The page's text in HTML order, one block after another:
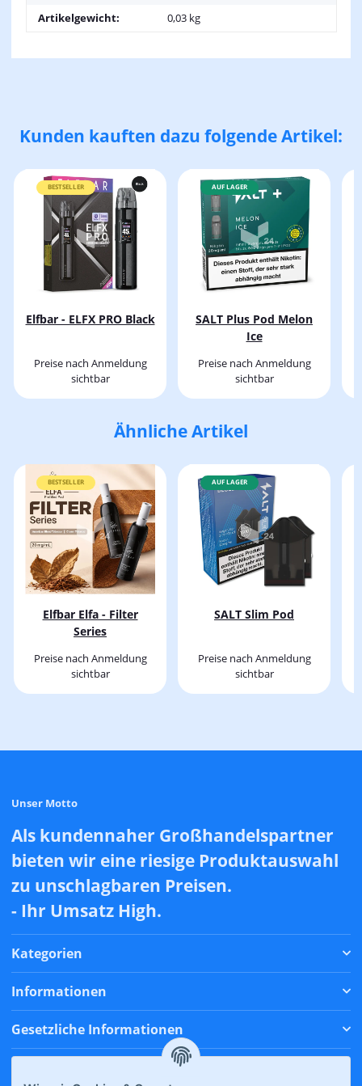
Artikelgewicht:
0,03 kg
Kunden kauften dazu folgende Artikel:
BESTSELLER
Elfbar - ELFX PRO Black
Preise nach Anmeldung
sichtbar
AUF LAGER
SALT Plus Pod Melon
Ice
Preise nach Anmeldung
sichtbar
Ähnliche Artikel
BESTSELLER
Elfbar Elfa - Filter
Series
Preise nach Anmeldung
sichtbar
AUF LAGER
SALT Slim Pod
Preise nach Anmeldung
sichtbar
Unser Motto
Als kundennaher Großhandelspartner
bieten wir eine riesige Produktauswahl
zu unschlagbaren Preisen.
- Ihr Umsatz High.
Kategorien
Informationen
Gesetzliche Informationen